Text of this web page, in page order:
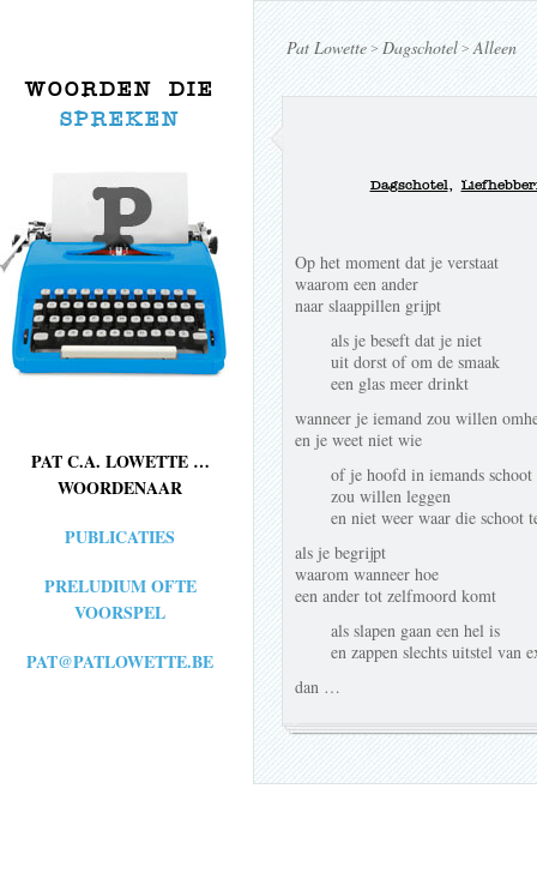
WOORDEN DIE
SPREKEN
PAT C.A. LOWETTE …
WOORDENAAR
PUBLICATIES
PRELUDIUM OFTE
VOORSPEL
PAT@PATLOWETTE.BE
Pat Lowette> Dagschotel >Alleen
Dagschotel
Op het moment dat je verstaat
waarom een ander
naar slaappillen grijpt
als je beseft dat je niet
uit dorst of om de smaak
een glas meer drinkt
wanneer je iemand zou willen
en je weet niet wie
of je hoofd in iemands schoot
zou willen leggen
en niet weer waar die schoot
als je begrijpt
waarom wanneer hoe
een ander tot zelfmoord komt
als slapen gaan een hel is
en zappen slechts uitstel van
dan …